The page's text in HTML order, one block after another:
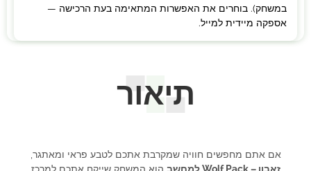
במשחק). בוחרים את האפשרות המתאימה בעת הרכישה —
אספקה מיידית למייל.
תיאור
אם אתם מחפשים חוויה שמקרבת אתכם לטבע פראי ומאתגר,
זאבון – Wolf Pack למחשב
הוא המשחק שייקח אתכם למרכז